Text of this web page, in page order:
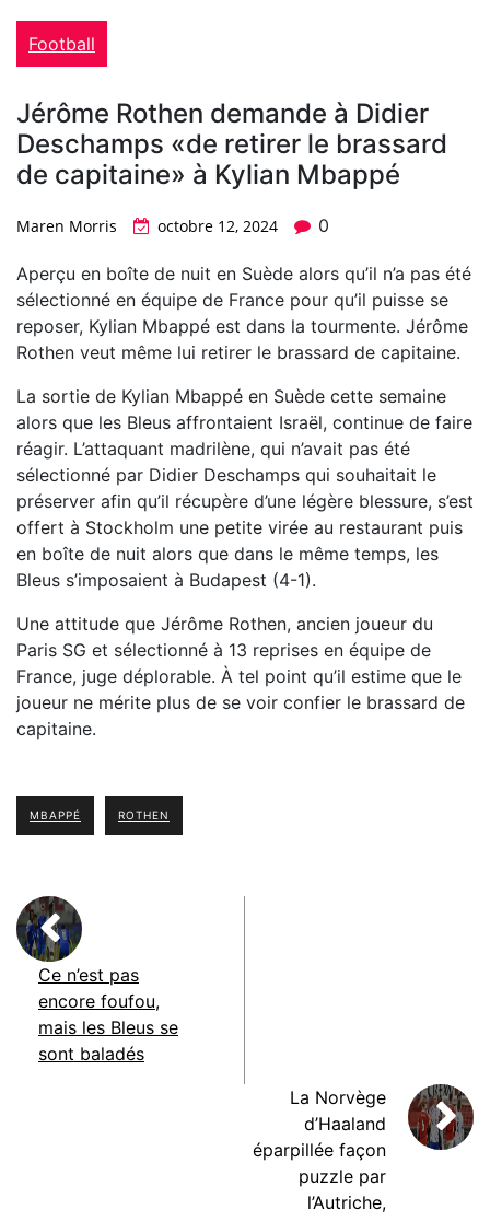
Football
Jérôme Rothen demande à Didier
Deschamps «de retirer le brassard
de capitaine» à Kylian Mbappé
Maren Morris octobre 12, 2024 0
Aperçu en boîte de nuit en Suède alors qu’il n’a pas été
sélectionné en équipe de France pour qu’il puisse se
reposer, Kylian Mbappé est dans la tourmente. Jérôme
Rothen veut même lui retirer le brassard de capitaine.
La sortie de Kylian Mbappé en Suède cette semaine
alors que les Bleus affrontaient Israël, continue de faire
réagir. L’attaquant madrilène, qui n’avait pas été
sélectionné par Didier Deschamps qui souhaitait le
préserver afin qu’il récupère d’une légère blessure, s’est
offert à Stockholm une petite virée au restaurant puis
en boîte de nuit alors que dans le même temps, les
Bleus s’imposaient à Budapest (4-1).
Une attitude que Jérôme Rothen, ancien joueur du
Paris SG et sélectionné à 13 reprises en équipe de
France, juge déplorable. À tel point qu’il estime que le
joueur ne mérite plus de se voir confier le brassard de
capitaine.
MBAPPÉ ROTHEN
Ce n’est pas
encore foufou,
mais les Bleus se
sont baladés
La Norvège
d’Haaland
éparpillée façon
puzzle par
l’Autriche,